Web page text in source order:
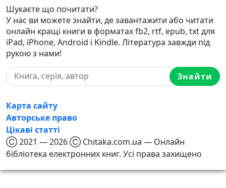
Шукаєте що почитати?
У нас ви можете знайти, де завантажити або читати
онлайн кращі книги в форматах fb2, rtf, epub, txt для
iPad, iPhone, Android і Kindle. Література завжди під
рукою з нами!
Знайти
Карта сайту
Авторське право
Цікаві статті
Ⓒ 2021 — 2026 Ⓒ Chitaka.com.ua — Онлайн
бібліотека електронних книг. Усі права захищено